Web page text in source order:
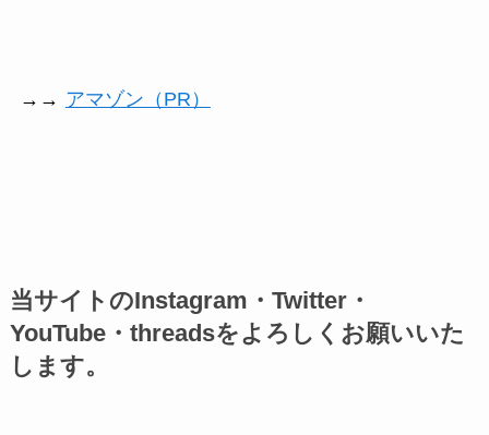
→→ アマゾン（PR）
当サイトのInstagram・Twitter・
YouTube・threadsをよろしくお願いいた
します。